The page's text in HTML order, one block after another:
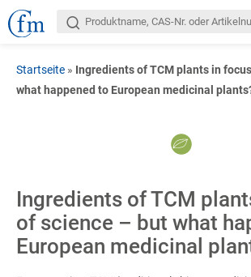
Startseite » Ingredients of TCM plants in
what happened to European medicinal
Ingredients of TCM
of science – but what
European medicinal